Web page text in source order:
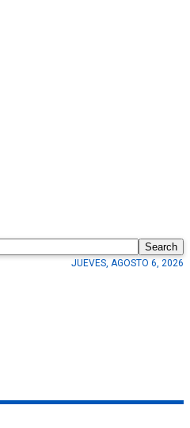
Search
JUEVES, AGOSTO 6, 2026